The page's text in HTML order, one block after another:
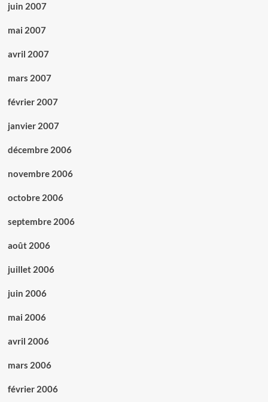
juin 2007
mai 2007
avril 2007
mars 2007
février 2007
janvier 2007
décembre 2006
novembre 2006
octobre 2006
septembre 2006
août 2006
juillet 2006
juin 2006
mai 2006
avril 2006
mars 2006
février 2006